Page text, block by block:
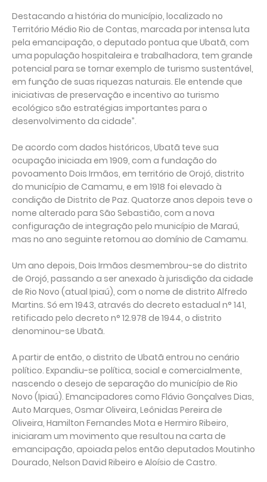
Destacando a história do município, localizado no
Território Médio Rio de Contas, marcada por intensa luta
pela emancipação, o deputado pontua que Ubatã, com
uma população hospitaleira e trabalhadora, tem grande
potencial para se tornar exemplo de turismo sustentável,
em função de suas riquezas naturais. Ele entende que
iniciativas de preservação e incentivo ao turismo
ecológico são estratégias importantes para o
desenvolvimento da cidade”.
De acordo com dados históricos, Ubatã teve sua
ocupação iniciada em 1909, com a fundação do
povoamento Dois Irmãos, em território de Orojó, distrito
do município de Camamu, e em 1918 foi elevado à
condição de Distrito de Paz. Quatorze anos depois teve o
nome alterado para São Sebastião, com a nova
configuração de integração pelo município de Maraú,
mas no ano seguinte retornou ao domínio de Camamu.
Um ano depois, Dois Irmãos desmembrou-se do distrito
de Orojó, passando a ser anexado à jurisdição da cidade
de Rio Novo (atual Ipiaú), com o nome de distrito Alfredo
Martins. Só em 1943, através do decreto estadual n° 141,
retificado pelo decreto n° 12.978 de 1944, o distrito
denominou-se Ubatã.
A partir de então, o distrito de Ubatã entrou no cenário
político. Expandiu-se política, social e comercialmente,
nascendo o desejo de separação do município de Rio
Novo (Ipiaú). Emancipadores como Flávio Gonçalves Dias,
Auto Marques, Osmar Oliveira, Leônidas Pereira de
Oliveira, Hamilton Fernandes Mota e Hermiro Ribeiro,
iniciaram um movimento que resultou na carta de
emancipação, apoiada pelos então deputados Moutinho
Dourado, Nelson David Ribeiro e Aloísio de Castro.